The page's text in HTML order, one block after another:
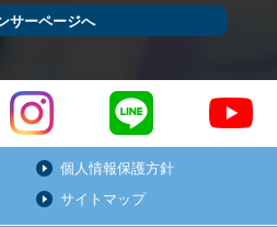
サーページへ
個人情報保護方針
サイトマップ